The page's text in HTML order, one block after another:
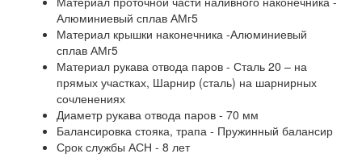
Алюминиевый сплав АМг5
Материал крышки наконечника -Алюминиевый
сплав АМг5
Материал рукава отвода паров - Сталь 20 – на
прямых участках, Шарнир (сталь) на шарнирных
сочленениях
Диаметр рукава отвода паров - 70 мм
Балансировка стояка, трапа - Пружинный балансир
Срок службы АСН - 8 лет